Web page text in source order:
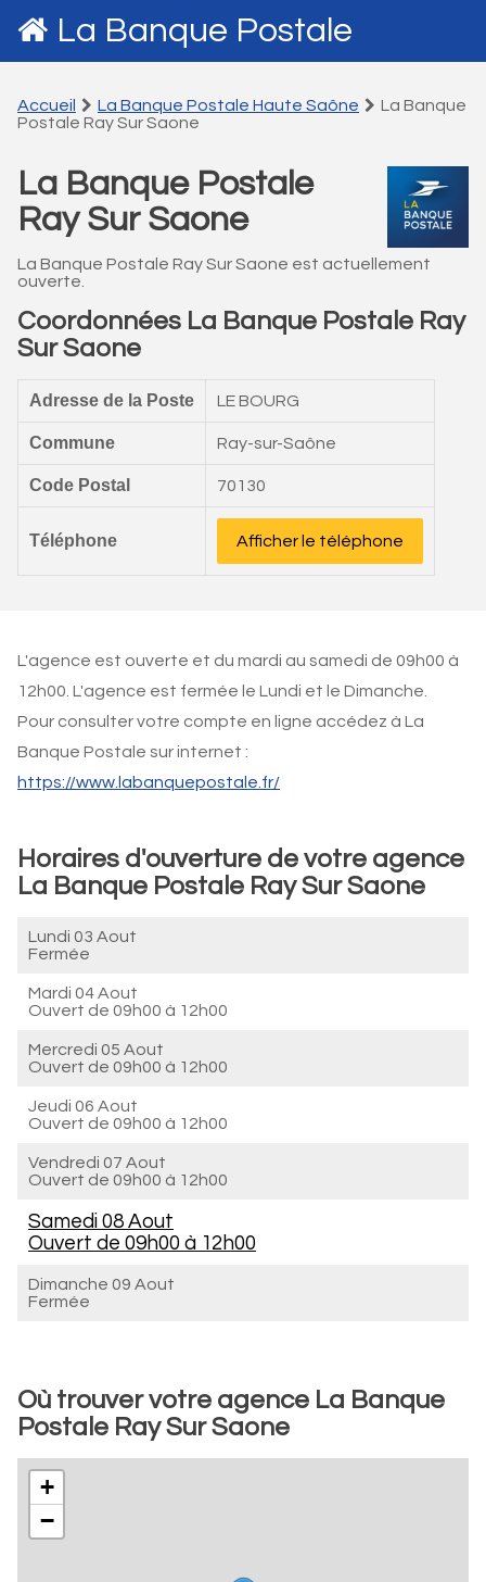
La Banque Postale
Accueil La Banque Postale Haute Saône
La Banque
Postale Ray Sur Saone
La Banque Postale
Ray Sur Saone
La Banque Postale Ray Sur Saone est actuellement
ouverte.
Coordonnées La Banque Postale Ray
Sur Saone
Adresse de la Poste LE BOURG
Commune Ray-sur-Saône
Code Postal 70130
Téléphone Afficher le téléphone
L'agence est ouverte et du mardi au samedi de 09h00 à
12h00. L'agence est fermée le Lundi et le Dimanche.
Pour consulter votre compte en ligne accédez à La
Banque Postale sur internet :
https://www.labanquepostale.fr/
Horaires d'ouverture de votre agence
La Banque Postale Ray Sur Saone
Lundi 03 Aout
Fermée
Mardi 04 Aout
Ouvert de 09h00 à 12h00
Mercredi 05 Aout
Ouvert de 09h00 à 12h00
Jeudi 06 Aout
Ouvert de 09h00 à 12h00
Vendredi 07 Aout
Ouvert de 09h00 à 12h00
Samedi 08 Aout
Ouvert de 09h00 à 12h00
Dimanche 09 Aout
Fermée
Où trouver votre agence La Banque
Postale Ray Sur Saone
+
−